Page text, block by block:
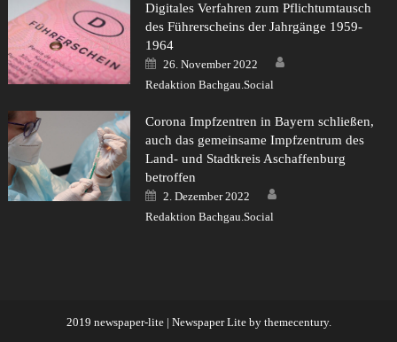
Digitales Verfahren zum Pflichtumtausch
des Führerscheins der Jahrgänge 1959-
1964
Posted
on
26. November 2022
Redaktion Bachgau.Social
Corona Impfzentren in Bayern schließen,
auch das gemeinsame Impfzentrum des
Land- und Stadtkreis Aschaffenburg
betroffen
Posted
on
2. Dezember 2022
Redaktion Bachgau.Social
2019 newspaper-lite | Newspaper Lite by themecentury.